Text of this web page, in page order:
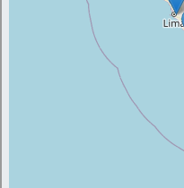
%), (30.4
entre los